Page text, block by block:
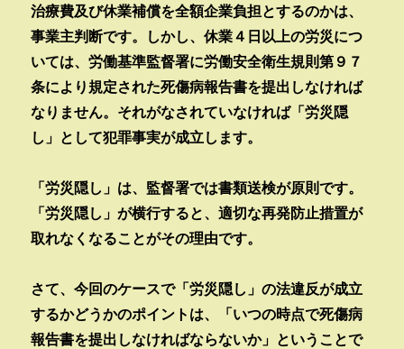
治療費及び休業補償を全額企業負担とするのかは、
事業主判断です。しかし、休業４日以上の労災につ
いては、労働基準監督署に労働安全衛生規則第９７
条により規定された死傷病報告書を提出しなければ
なりません。それがなされていなければ「労災隠
し」として犯罪事実が成立します。
「労災隠し」は、監督署では書類送検が原則です。
「労災隠し」が横行すると、適切な再発防止措置が
取れなくなることがその理由です。
さて、今回のケースで「労災隠し」の法違反が成立
するかどうかのポイントは、「いつの時点で死傷病
報告書を提出しなければならないか」ということで